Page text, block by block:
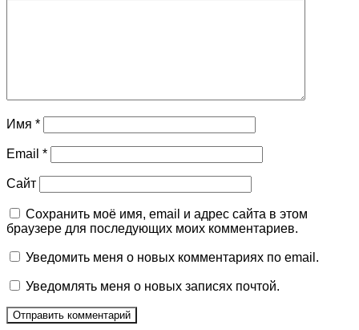
Имя *
Email *
Сайт
Сохранить моё имя, email и адрес сайта в этом
браузере для последующих моих комментариев.
Уведомить меня о новых комментариях по email.
Уведомлять меня о новых записях почтой.